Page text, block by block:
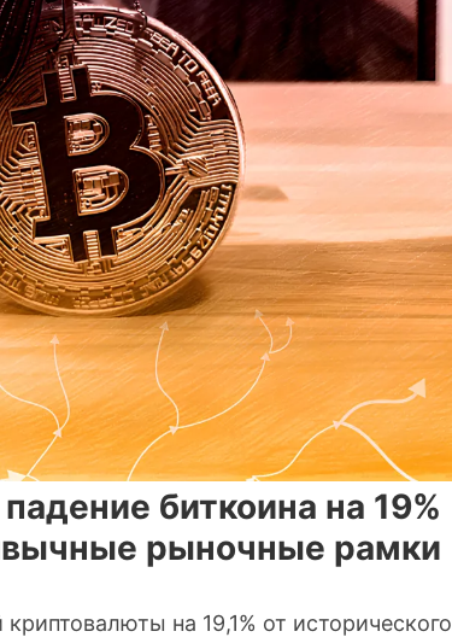
биткоина на 19%
рыночные рамки
на 19,1% от исторического